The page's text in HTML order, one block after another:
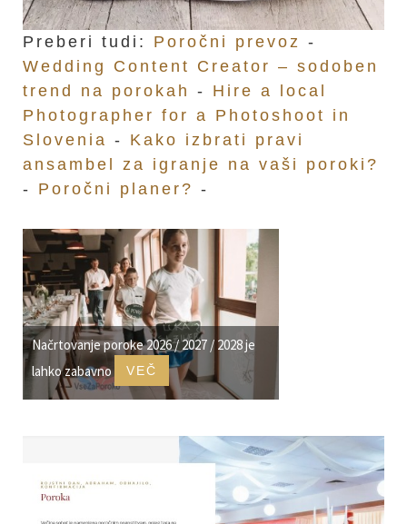
Preberi tudi: Poročni prevoz -
Wedding Content Creator – sodoben
trend na porokah - Hire a local
Photographer for a Photoshoot in
Slovenia - Kako izbrati pravi
ansambel za igranje na vaši poroki?
- Poročni planer? -
Načrtovanje poroke 2026 / 2027 / 2028 je
lahko zabavno
VEČ